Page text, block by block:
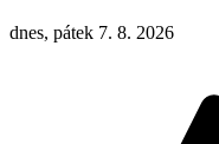
dnes, pátek 7. 8. 2026